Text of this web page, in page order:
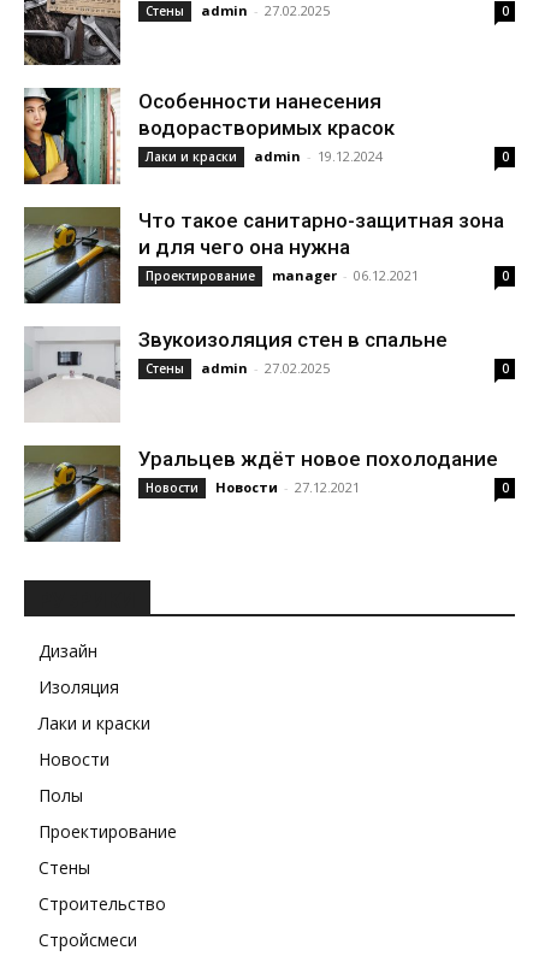
Стены admin - 27.02.2025 0
Особенности нанесения
водорастворимых красок
Лаки и краски admin - 19.12.2024 0
Что такое санитарно-защитная зона
и для чего она нужна
Проектирование manager - 06.12.2021 0
Звукоизоляция стен в спальне
Стены admin - 27.02.2025 0
Уральцев ждёт новое похолодание
Новости Новости - 27.12.2021 0
Дизайн
Изоляция
Лаки и краски
Новости
Полы
Проектирование
Стены
Строительство
Стройсмеси